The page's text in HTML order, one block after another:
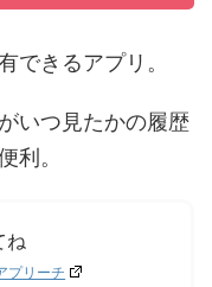
できるアプリ。
いつ見たかの履歴
利。
ね
プリーチ